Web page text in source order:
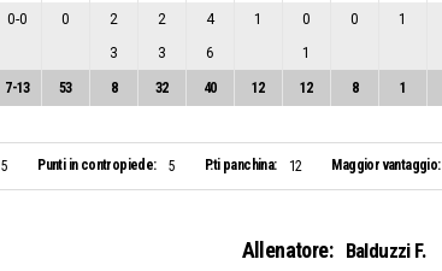
0-0 0 2 2 4 1 0 0 1
3 3 6 1
7-13 53 8 32 40 12 12 8 1
5 Punti in contropiede: 5 P.ti panchina: 12 Maggior vantaggio:
Allenatore: Balduzzi F.